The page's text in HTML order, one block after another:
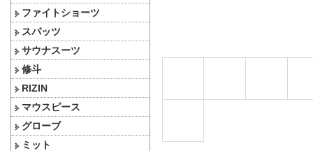
ファイトショーツ
スパッツ
サウナスーツ
修斗
RIZIN
マウスピース
グローブ
ミット